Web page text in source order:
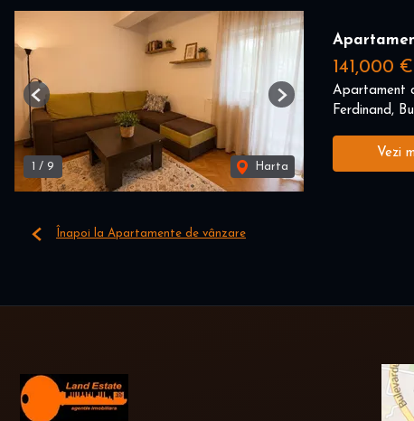
/ 9 Harta
Previous Next
141,000 €
Apartament
Ferdinand,
Vezi
Înapoi la Apartamente de vânzare